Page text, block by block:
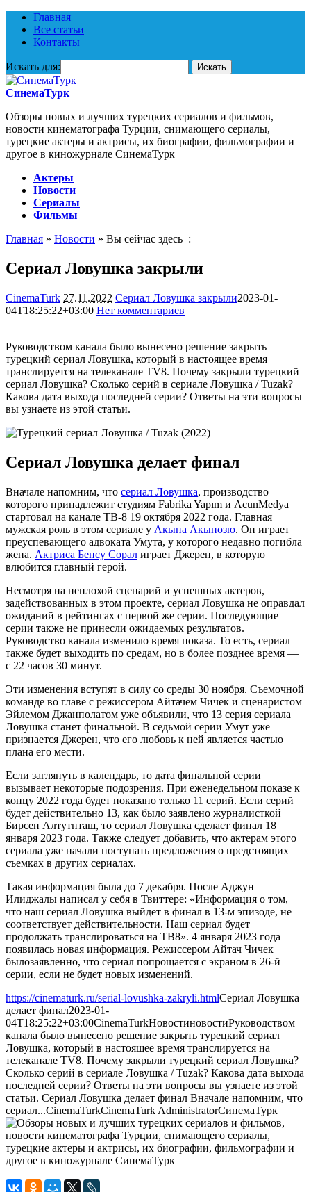
Главная
Все статьи
Контакты
Искать для:
СинемаТурк
Обзоры новых и лучших турецких сериалов и фильмов,
новости кинематографа Турции, снимающего сериалы,
турецкие актеры и актрисы, их биографии, фильмографии и
другое в киножурнале СинемаТурк
Актеры
Новости
Сериалы
Фильмы
Главная » Новости » Вы сейчас здесь :
Сериал Ловушка закрыли
CinemaTurk 27.11.2022 Сериал Ловушка закрыли2023-01-
04T18:25:22+03:00 Нет комментариев
Руководством канала было вынесено решение закрыть
турецкий сериал Ловушка, который в настоящее время
транслируется на телеканале TV8. Почему закрыли турецкий
сериал Ловушка? Сколько серий в сериале Ловушка / Tuzak?
Какова дата выхода последней серии? Ответы на эти вопросы
вы узнаете из этой статьи.
Сериал Ловушка делает финал
Вначале напомним, что сериал Ловушка, производство
которого принадлежит студиям Fabrika Yapım и AcunMedya
стартовал на канале ТВ-8 19 октября 2022 года. Главная
мужская роль в этом сериале у Акына Акынозю. Он играет
преуспевающего адвоката Умута, у которого недавно погибла
жена. Актриса Бенсу Сорал играет Джерен, в которую
влюбится главный герой.
Несмотря на неплохой сценарий и успешных актеров,
задействованных в этом проекте, сериал Ловушка не оправдал
ожиданий в рейтингах с первой же серии. Последующие
серии также не принесли ожидаемых результатов.
Руководство канала изменило время показа. То есть, сериал
также будет выходить по средам, но в более позднее время —
с 22 часов 30 минут.
Эти изменения вступят в силу со среды 30 ноября. Съемочной
команде во главе с режиссером Айтачем Чичек и сценаристом
Эйлемом Джанполатом уже объявили, что 13 серия сериала
Ловушка станет финальной. В седьмой серии Умут уже
признается Джерен, что его любовь к ней является частью
плана его мести.
Если заглянуть в календарь, то дата финальной серии
вызывает некоторые подозрения. При еженедельном показе к
концу 2022 года будет показано только 11 серий. Если серий
будет действительно 13, как было заявлено журналисткой
Бирсен Алтутнташ, то сериал Ловушка сделает финал 18
января 2023 года. Также следует добавить, что актерам этого
сериала уже начали поступать предложения о предстоящих
съемках в других сериалах.
Такая информация была до 7 декабря. После Аджун
Илиджалы написал у себя в Твиттере: «Информация о том,
что наш сериал Ловушка выйдет в финал в 13-м эпизоде, не
соответствует действительности. Наш сериал будет
продолжать транслироваться на ТВ8». 4 января 2023 года
появилась новая информация. Режиссером Айтач Чичек
былозаявленно, что сериал попрощается с экраном в 26-й
серии, если не будет новых изменений.
https://cinematurk.ru/serial-lovushka-zakryli.htmlСериал Ловушка
делает финал2023-01-
04T18:25:22+03:00CinemaTurkНовостиновостиРуководством
канала было вынесено решение закрыть турецкий сериал
Ловушка, который в настоящее время транслируется на
телеканале TV8. Почему закрыли турецкий сериал Ловушка?
Сколько серий в сериале Ловушка / Tuzak? Какова дата выхода
последней серии? Ответы на эти вопросы вы узнаете из этой
статьи. Сериал Ловушка делает финал Вначале напомним, что
сериал...CinemaTurkCinemaTurk AdministratorСинемаТурк